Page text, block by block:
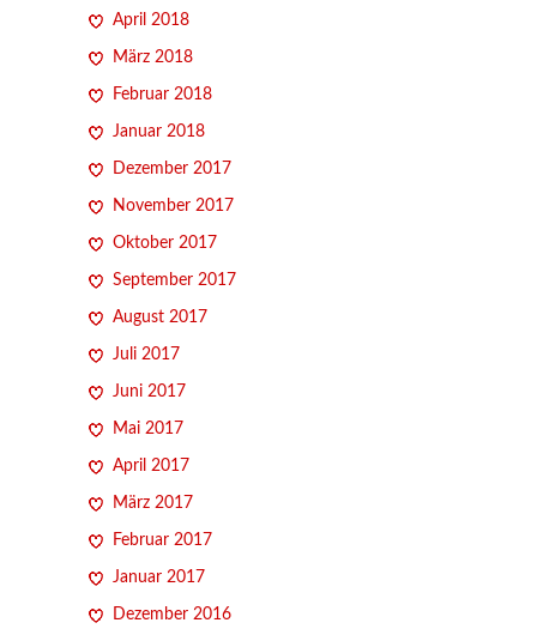
April 2018
März 2018
Februar 2018
Januar 2018
Dezember 2017
November 2017
Oktober 2017
September 2017
August 2017
Juli 2017
Juni 2017
Mai 2017
April 2017
März 2017
Februar 2017
Januar 2017
Dezember 2016